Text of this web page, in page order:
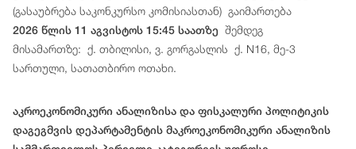
(გასაუბრება საკონკურსო კომისიასთან) გაიმართება
2026 წლის 11 აგვისტოს 15:45 საათზე შემდეგ
მისამართზე: ქ. თბილისი, ვ. გორგასლის ქ. N16, მე-3
სართული, სათათბირო ოთახი.
აკროეკონომიკური ანალიზისა და ფისკალური პოლიტიკის
დაგეგმვის დეპარტამენტის მაკროეკონომიკური ანალიზის